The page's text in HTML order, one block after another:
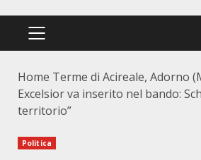
PRIMÄRES
Home Terme di Acireale, Adorno
Excelsior va inserito nel bando:
territorio”
Politica